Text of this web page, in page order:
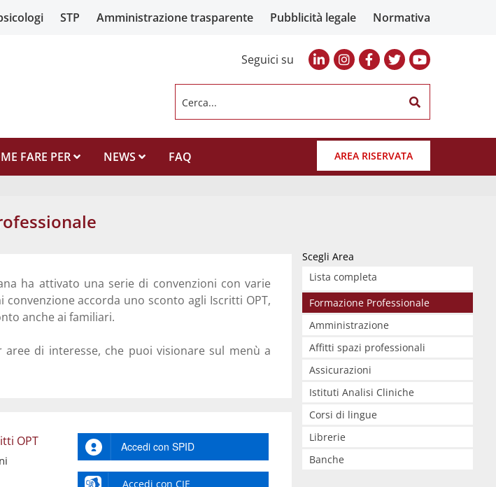
STP Amministrazione trasparente Pubblicità legale Normativa
Seguici su
Cerca...
FARE PER NEWS FAQ AREA RISERVATA
ha attivato una serie di convenzioni con varie
accorda uno sconto agli Iscritti OPT,
anche ai familiari.
aree di interesse, che puoi visionare sul menù a
OPT Accedi con SPID
Accedi con CIE
Scegli Area
Lista completa
Formazione Professionale
Amministrazione
Affitti spazi professionali
Assicurazioni
Istituti Analisi Cliniche
Corsi di lingue
Librerie
Banche